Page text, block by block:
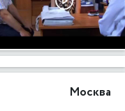
Москва